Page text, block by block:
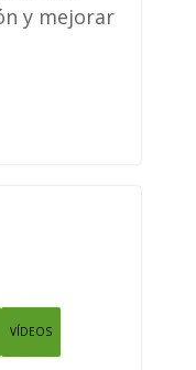
y mejorar
VÍDEOS